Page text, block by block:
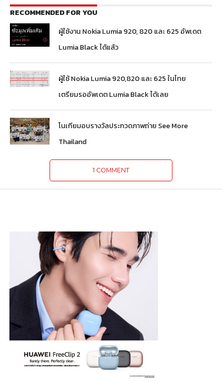
RECOMMENDED FOR YOU
ผู้ใช้งาน Nokia Lumia 920, 820 และ 625 อัพเดต
Lumia Black ได้แล้ว
ผู้ใช้ Nokia Lumia 920,820 และ 625 ในไทย
เตรียมรออัพเดต Lumia Black ได้เลย
โนเกียมอบรางวัลประกวดภาพถ่าย See More
Thailand
1 COMMENT